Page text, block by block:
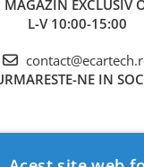
MAGAZIN EXCLUSIV
L-V 10:00-15:00
NE IN